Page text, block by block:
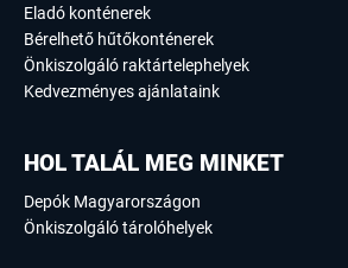
Eladó konténerek
Bérelhető hűtőkonténerek
Önkiszolgáló raktártelephelyek
Kedvezményes ajánlataink
HOL TALÁL MEG MINKET
Depók Magyarországon
Önkiszolgáló tárolóhelyek